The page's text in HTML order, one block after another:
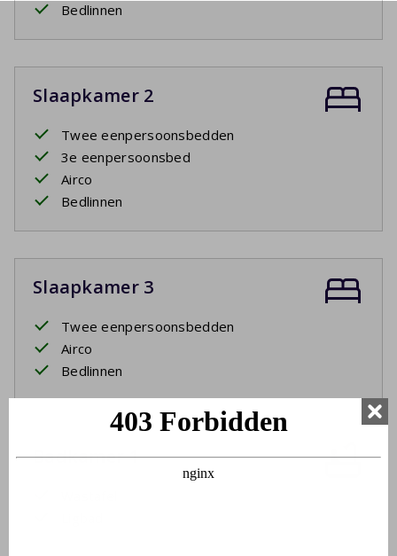
Bedlinnen
Slaapkamer 2
Twee eenpersoonsbedden
3e eenpersoonsbed
Airco
Bedlinnen
Slaapkamer 3
Twee eenpersoonsbedden
Airco
Bedlinnen
Badkamer 1